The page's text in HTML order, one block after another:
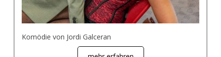
Komödie von Jordi Galceran